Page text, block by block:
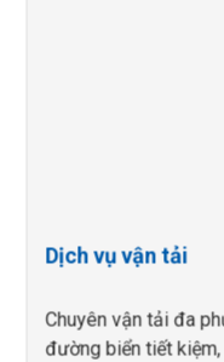
Dịch vụ vận tải
Chuyên vận tải đa
đường biển tiết